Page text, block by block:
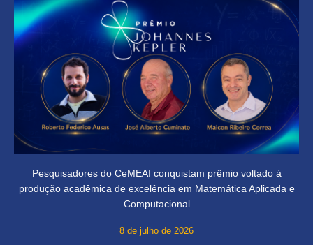
Pesquisadores do CeMEAI conquistam prêmio voltado à
produção acadêmica de excelência em Matemática Aplicada e
Computacional
8 de julho de 2026